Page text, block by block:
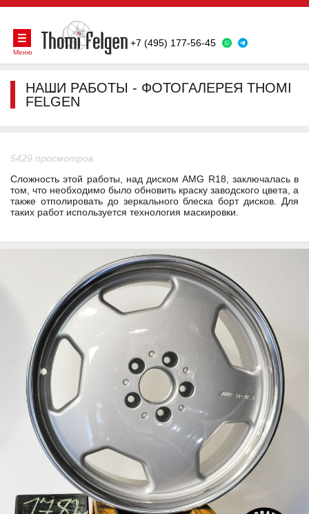
+7 (495) 177-56-45
Меню
НАШИ РАБОТЫ - ФОТОГАЛЕРЕЯ THOMI
FELGEN
5429 просмотров
Сложность этой работы, над диском AMG R18, заключалась в
том, что необходимо было обновить краску заводского цвета, а
также отполировать до зеркального блеска борт дисков. Для
таких работ используется технология маскировки.